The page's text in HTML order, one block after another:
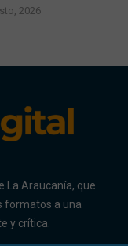
2026
La Araucanía, que
formatos a una
y crítica.